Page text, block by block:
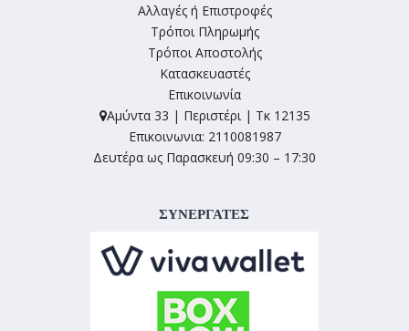
Αλλαγές ή Επιστροφές
Τρόποι Πληρωμής
Τρόποι Αποστολής
Κατασκευαστές
Επικοινωνία
Αμύντα 33 | Περιστέρι | Τκ 12135
Επικοινωνια: 2110081987
Δευτέρα ως Παρασκευή 09:30 – 17:30
ΣΥΝΕΡΓΑΤΕΣ